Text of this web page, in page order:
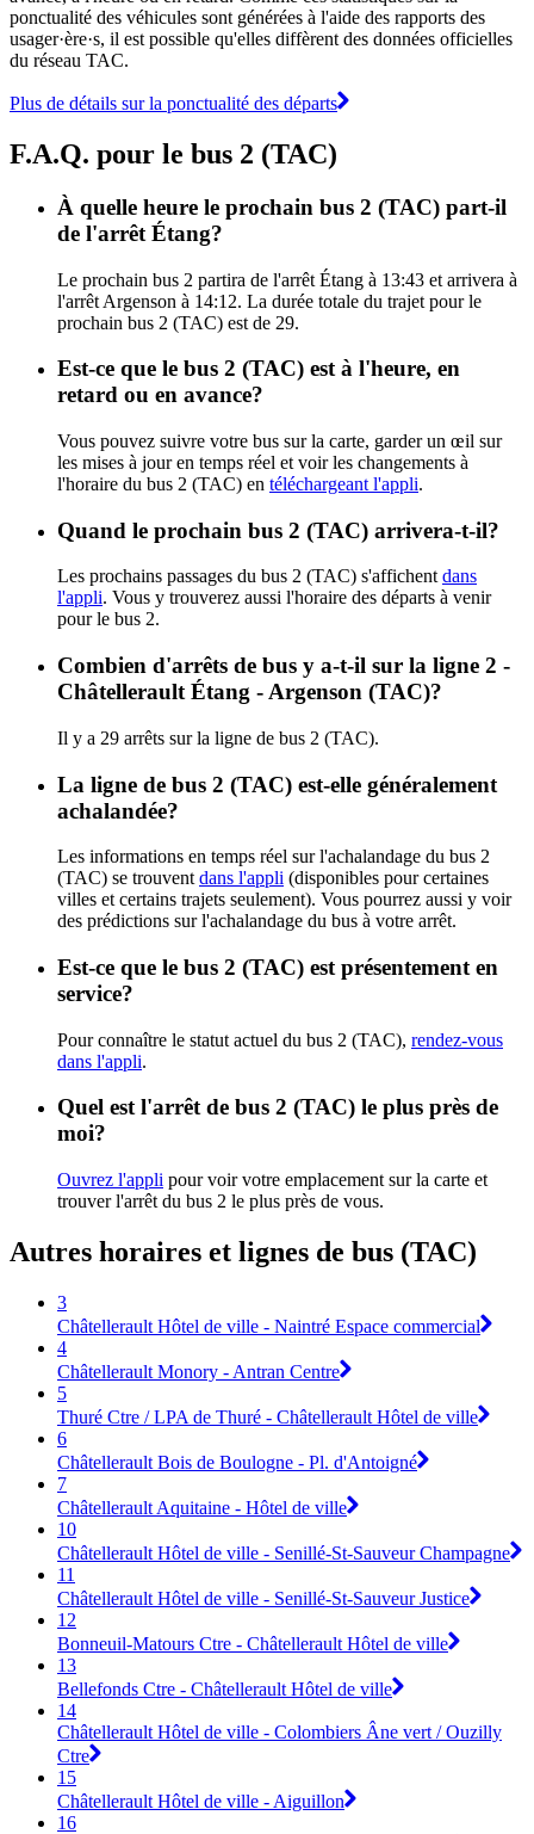
ponctualité des véhicules sont générées à l'aide des rapports des
usager·ère·s, il est possible qu'elles diffèrent des données officielles
du réseau TAC.
Plus de détails sur la ponctualité des départs
F.A.Q. pour le bus 2 (TAC)
À quelle heure le prochain bus 2 (TAC) part-il
de l'arrêt Étang?
Le prochain bus 2 partira de l'arrêt Étang à 13:43 et arrivera à
l'arrêt Argenson à 14:12. La durée totale du trajet pour le
prochain bus 2 (TAC) est de 29.
Est-ce que le bus 2 (TAC) est à l'heure, en
retard ou en avance?
Vous pouvez suivre votre bus sur la carte, garder un œil sur
les mises à jour en temps réel et voir les changements à
l'horaire du bus 2 (TAC) en téléchargeant l'appli.
Quand le prochain bus 2 (TAC) arrivera-t-il?
Les prochains passages du bus 2 (TAC) s'affichent dans
l'appli. Vous y trouverez aussi l'horaire des départs à venir
pour le bus 2.
Combien d'arrêts de bus y a-t-il sur la ligne 2 -
Châtellerault Étang - Argenson (TAC)?
Il y a 29 arrêts sur la ligne de bus 2 (TAC).
La ligne de bus 2 (TAC) est-elle généralement
achalandée?
Les informations en temps réel sur l'achalandage du bus 2
(TAC) se trouvent dans l'appli (disponibles pour certaines
villes et certains trajets seulement). Vous pourrez aussi y voir
des prédictions sur l'achalandage du bus à votre arrêt.
Est-ce que le bus 2 (TAC) est présentement en
service?
Pour connaître le statut actuel du bus 2 (TAC), rendez-vous
dans l'appli.
Quel est l'arrêt de bus 2 (TAC) le plus près de
moi?
Ouvrez l'appli pour voir votre emplacement sur la carte et
trouver l'arrêt du bus 2 le plus près de vous.
Autres horaires et lignes de bus (TAC)
3
Châtellerault Hôtel de ville - Naintré Espace commercial
4
Châtellerault Monory - Antran Centre
5
Thuré Ctre / LPA de Thuré - Châtellerault Hôtel de ville
6
Châtellerault Bois de Boulogne - Pl. d'Antoigné
7
Châtellerault Aquitaine - Hôtel de ville
10
Châtellerault Hôtel de ville - Senillé-St-Sauveur Champagne
11
Châtellerault Hôtel de ville - Senillé-St-Sauveur Justice
12
Bonneuil-Matours Ctre - Châtellerault Hôtel de ville
13
Bellefonds Ctre - Châtellerault Hôtel de ville
14
Châtellerault Hôtel de ville - Colombiers Âne vert / Ouzilly
Ctre
15
Châtellerault Hôtel de ville - Aiguillon
16